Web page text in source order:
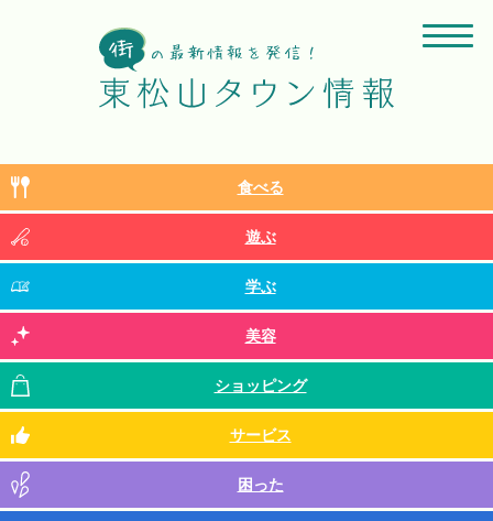
食べる
遊ぶ
学ぶ
美容
ショッピング
サービス
困った